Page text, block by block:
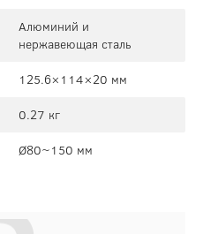
Алюминий и
нержавеющая сталь
125.6×114×20 мм
0.27 кг
Ø80~150 мм